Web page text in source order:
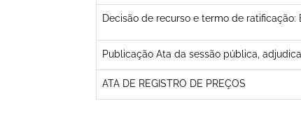
Decisão de recurso e termo de ratificação:
Publicação Ata da sessão pública,
ATA DE REGISTRO DE PREÇOS